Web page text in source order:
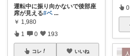
運転中に振り向かないで後部座
席が見える#ベ ...
￥ 1,980
1 0 193
コレ いいね
0